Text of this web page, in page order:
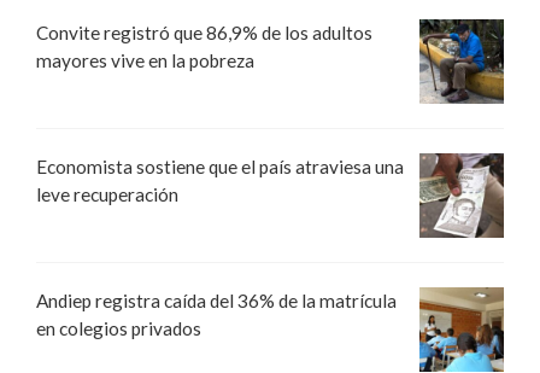
Convite registró que 86,9% de los adultos
mayores vive en la pobreza
Economista sostiene que el país atraviesa una
leve recuperación
Andiep registra caída del 36% de la matrícula
en colegios privados